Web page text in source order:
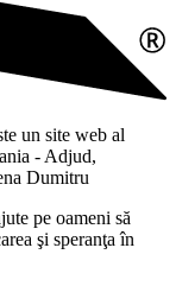
un site web al
- Adjud,
Dumitru
pe oameni să
şi speranţa în